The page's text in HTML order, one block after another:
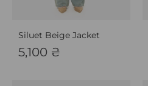
Siluet Beige Jacket
5,100 ₴